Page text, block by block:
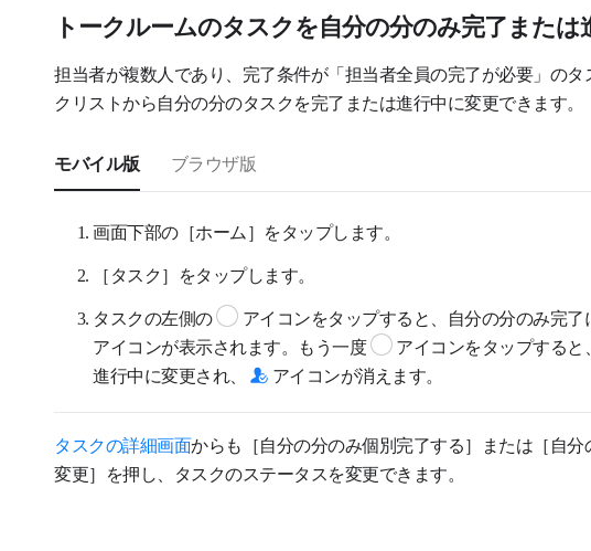
トークルームのタスクを自分の分のみ完了または
担当者が複数人であり、完了条件が「担当者全員の完了が必要」のタ
クリストから自分の分のタスクを完了または進行中に変更できます。
モバイル版 ブラウザ版
画面下部の［ホーム］をタップします。
［タスク］をタップします。
タスクの左側の
アイコンをタップすると、自分の分のみ完了
アイコンが表示されます。もう一度
アイコンをタップすると
進行中に変更され、
アイコンが消えます。
タスクの詳細画面からも［自分の分のみ個別完了する］または［自
変更］を押し、タスクのステータスを変更できます。